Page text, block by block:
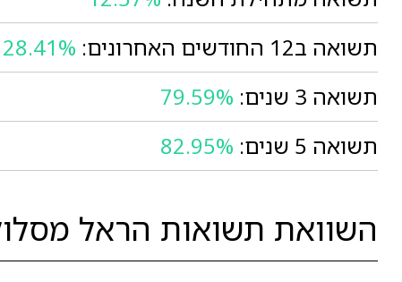
תשואה ב12 החודשים האחרונים:
28.41%
תשואה 3 שנים:
79.59%
תשואה 5 שנים:
82.95%
השוואת תשואות הראל